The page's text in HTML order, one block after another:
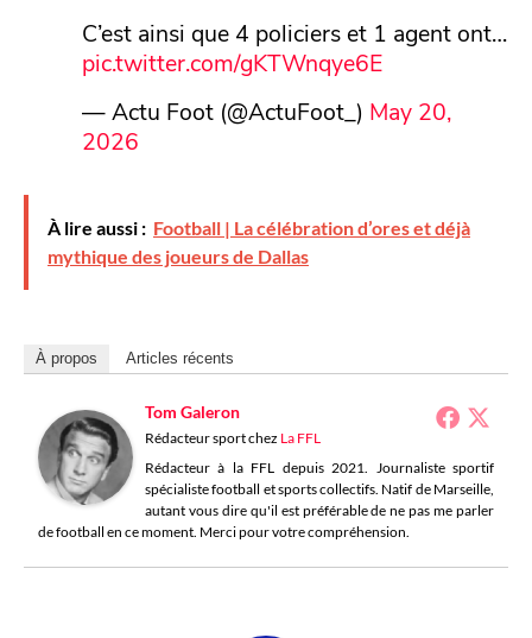
C’est ainsi que 4 policiers et 1 agent ont…
pic.twitter.com/gKTWnqye6E
— Actu Foot (@ActuFoot_) May 20,
2026
À lire aussi : Football | La célébration d’ores et déjà
mythique des joueurs de Dallas
À propos Articles récents
Tom Galeron
Rédacteur sportchez La FFL
Rédacteur à la FFL depuis 2021. Journaliste sportif
spécialiste football et sports collectifs. Natif de Marseille,
autant vous dire qu'il est préférable de ne pas me parler
de football en ce moment. Merci pour votre compréhension.